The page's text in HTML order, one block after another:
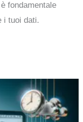
fondamentale
i tuoi dati.